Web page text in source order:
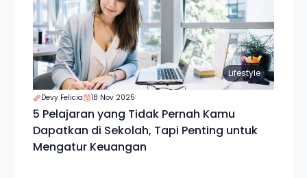
Lifestyle
Devy Felicia 18 Nov 2025
5 Pelajaran yang Tidak Pernah Kamu
Dapatkan di Sekolah, Tapi Penting untuk
Mengatur Keuangan